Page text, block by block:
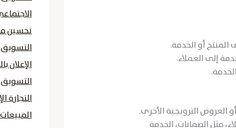
أو الخدمة.
إلى العملاء.
العروض الترويجية الأخرى.
مثل الضمانات، الخدمة
تحسين
التسويق
الإعلان
التسويق
التجارة
المبيعات